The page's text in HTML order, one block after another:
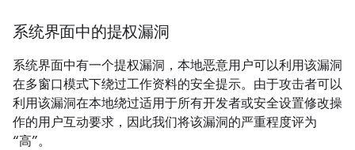
系统界面中的提权漏洞
系统界面中有一个提权漏洞，本地恶意用户可以利用该漏洞
在多窗口模式下绕过工作资料的安全提示。由于攻击者可以
利用该漏洞在本地绕过适用于所有开发者或安全设置修改操
作的用户互动要求，因此我们将该漏洞的严重程度评为
“高”。